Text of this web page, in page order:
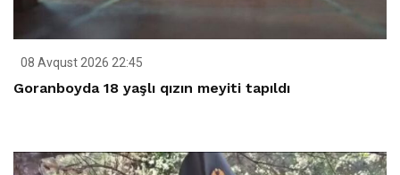
08 Avqust 2026 22:45
Goranboyda 18 yaşlı qızın meyiti tapıldı